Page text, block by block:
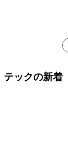
テックの新着